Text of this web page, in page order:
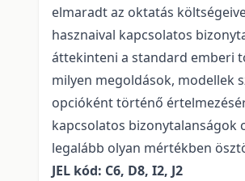
elmaradt az oktatás
hasznaival kapcsolatos
áttekinteni a standard emberi
milyen megoldások, modellek
opcióként történő
kapcsolatos bizonytalanságok
legalább olyan mértékben
JEL kód: C6, D8, I2, J2